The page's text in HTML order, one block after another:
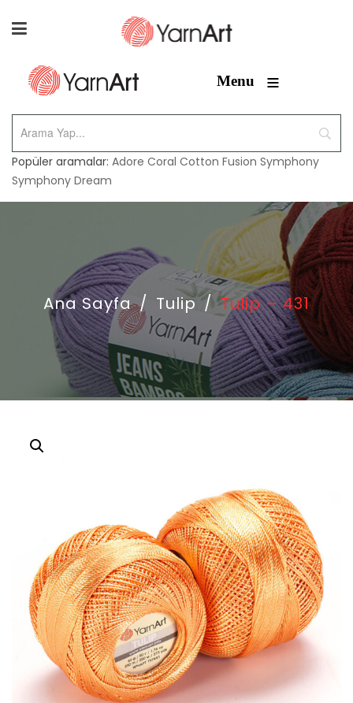
Menu ≡
Popüler aramalar: Adore Coral Cotton Fusion Symphony
Symphony Dream
Ana Sayfa / Tulip / Tulip – 431